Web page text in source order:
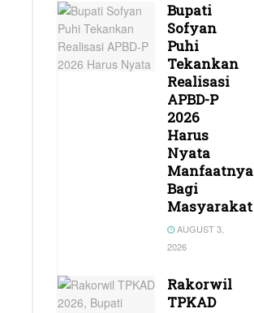
Bupati
Sofyan
Puhi
Tekankan
Realisasi
APBD-P
2026
Harus
Nyata
Manfaatnya
Bagi
Masyarakat
AUGUST 3,
2026
Rakorwil
TPKAD